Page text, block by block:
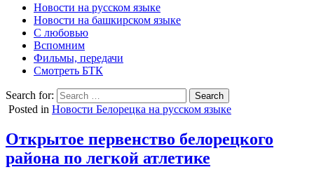
Новости на русском языке
Новости на башкирском языке
С любовью
Вспомним
Фильмы, передачи
Смотреть БТК
Search for:
Posted in Новости Белорецка на русском языке
Открытое первенство белорецкого
района по легкой атлетике